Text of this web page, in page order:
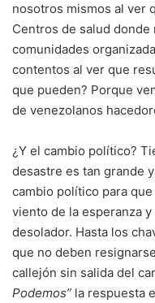
nosotros mismos al ver
Centros de salud
comunidades
contentos al ver que
que pueden? Porque
de venezolanos
¿Y el cambio político?
desastre es tan grande
cambio político para
viento de la esperanza
desolador. Hasta los
que no deben
callejón sin salida del
Podemos” la respuesta